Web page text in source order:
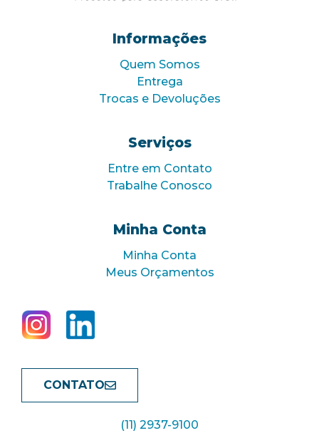
Informações
Quem Somos
Entrega
Trocas e Devoluções
Serviços
Entre em Contato
Trabalhe Conosco
Minha Conta
Minha Conta
Meus Orçamentos
CONTATO
(11) 2937-9100